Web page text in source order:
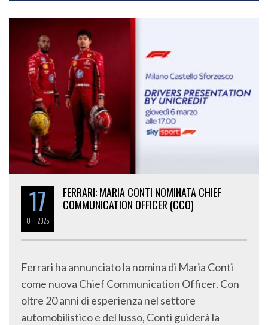
17
OTT2025
FERRARI: MARIA CONTI NOMINATA CHIEF
COMMUNICATION OFFICER (CCO)
Ferrari ha annunciato la nomina di Maria Conti
come nuova Chief Communication Officer. Con
oltre 20 anni di esperienza nel settore
automobilistico e del lusso, Conti guiderà la